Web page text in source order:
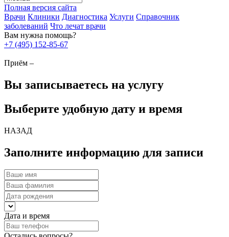
Полная версия сайта
Врачи Клиники Диагностика Услуги Справочник
заболеваний Что лечат врачи
Вам нужна помощь?
+7 (495) 152-85-67
Приём –
Вы записываетесь на услугу
Выберите удобную дату и время
НАЗАД
Заполните информацию для записи
Дата и время